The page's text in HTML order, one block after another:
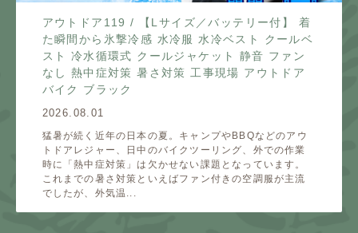
アウトドア119 / 【Lサイズ／バッテリー付】 着
た瞬間から氷撃冷感 水冷服 水冷ベスト クールベ
スト 冷水循環式 クールジャケット 静音 ファン
なし 熱中症対策 暑さ対策 工事現場 アウトドア
バイク ブラック
2026.08.01
猛暑が続く近年の日本の夏。キャンプやBBQなどのアウ
トドアレジャー、日中のバイクツーリング、外での作業
時に「熱中症対策」は欠かせない課題となっています。
これまでの暑さ対策といえばファン付きの空調服が主流
でしたが、外気温...